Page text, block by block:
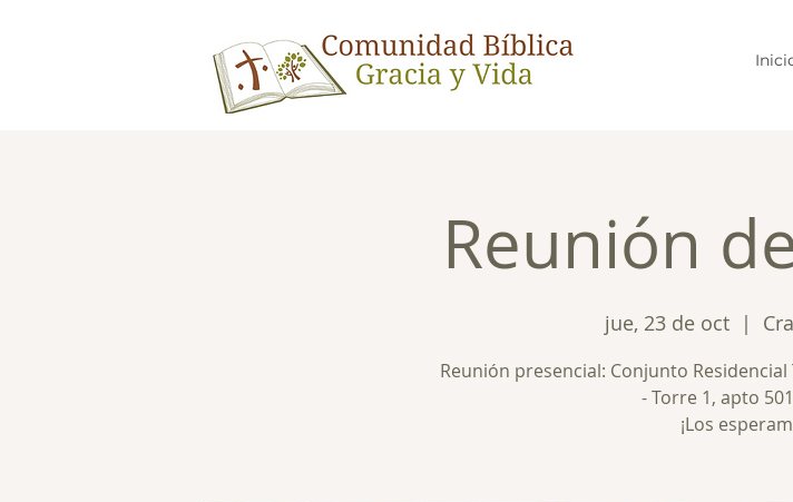
Reunión
jue, 23 de oct
  |
Reunión presencial: Conjunto
- Torre 1, apto
¡Los